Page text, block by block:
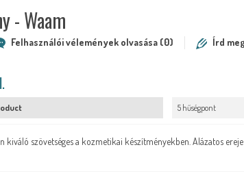
- Waam
Felhasználói vélemények olvasása (0) Írd
5 hűségpont
kiváló szövetséges a kozmetikai készítményekben. Alázatos